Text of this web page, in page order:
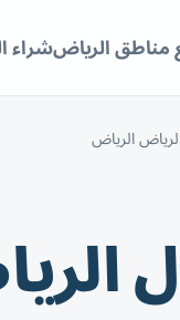
مناطق الرياضشراء
الرياض